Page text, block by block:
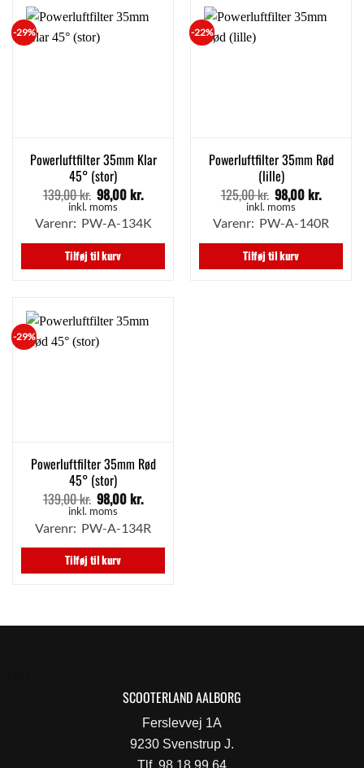
-29%
Powerluftfilter 35mm Klar
45° (stor)
139,00kr. Den
oprindelige
pris
var:
139,00 kr..
98,00kr.
pris
er:
98,00 kr..
inkl. moms
Varenr: PW-A-134K
Tilføj til kurv
-22%
Powerluftfilter 35mm Rød
(lille)
125,00kr. Den
oprindelige
pris
var:
125,00 kr..
98,00kr.
pris
er:
98,00
inkl. moms
Varenr: PW-A-140R
Tilføj til kurv
-29%
Powerluftfilter 35mm Rød
45° (stor)
139,00kr. Den
oprindelige
pris
var:
139,00 kr..
98,00kr.
pris
er:
98,00 kr..
inkl. moms
Varenr: PW-A-134R
Tilføj til kurv
SCOOTERLAND AALBORG
Ferslevvej 1A
9230 Svenstrup J.
Tlf. 98 18 99 64